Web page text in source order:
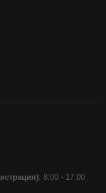
: 8:00 - 17:00